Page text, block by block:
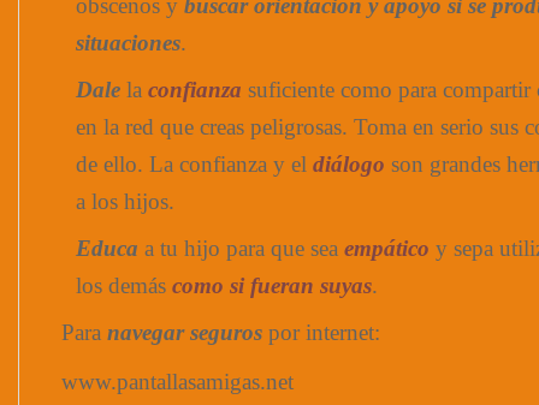
obscenos y buscar orientación y apoyo si se
situaciones.
Dale la confianza suficiente como para compartir
en la red que creas peligrosas. Toma en serio sus
de ello. La confianza y el diálogo son grandes
a los hijos.
Educa a tu hijo para que sea empático y sepa
los demás como si fueran suyas.
Para navegar seguros por internet:
www.pantallasamigas.net